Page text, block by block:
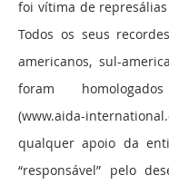
foi vítima de
Todos os seus
americanos, sul-
foram
(www.aida-
qualquer apoio da
“responsável” pelo